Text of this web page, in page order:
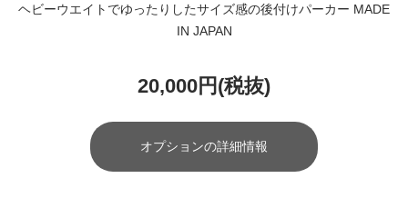
ヘビーウエイトでゆったりしたサイズ感の後付けパーカー MADE
IN JAPAN
20,000円(税抜)
オプションの詳細情報